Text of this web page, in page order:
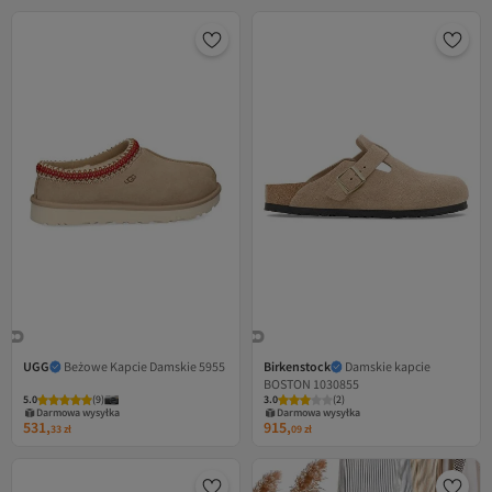
UGG Beżowe Kapcie Damskie 5955
5.0 (9)
Darmowa wysyłka
531,33zł
Birkenstock
Damskie kapcie
BOSTON 1030855
3.0 (2)
Darmowa wysyłka
915,09zł